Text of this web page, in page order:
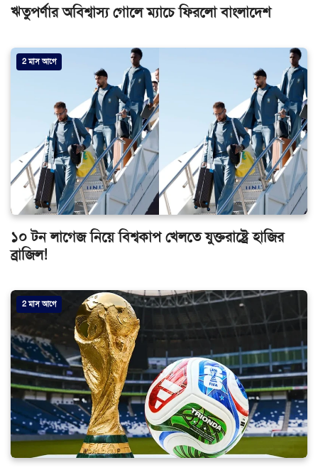
ঋতুপর্ণার অবিশ্বাস্য গোলে ম্যাচে ফিরলো বাংলাদেশ
2 মাস আগে
১০ টন লাগেজ নিয়ে বিশ্বকাপ খেলতে যুক্তরাষ্ট্রে হাজির
ব্রাজিল!
2 মাস আগে